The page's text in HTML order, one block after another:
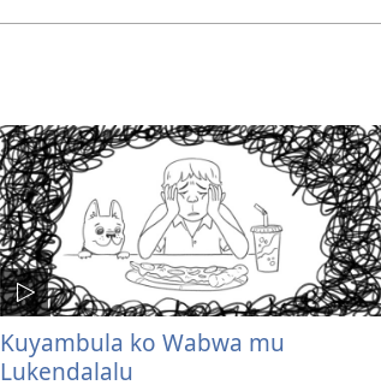
Kuyambula ko Wabwa mu
Lukendalalu